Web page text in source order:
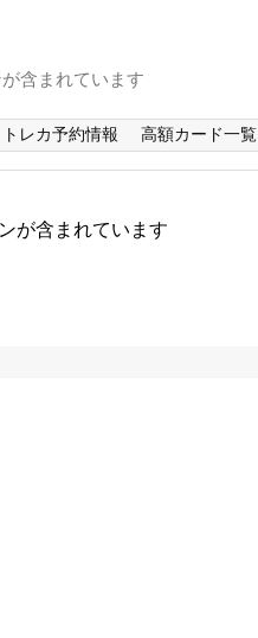
含まれています
トレカ予約情報 高額カード一覧
が含まれています